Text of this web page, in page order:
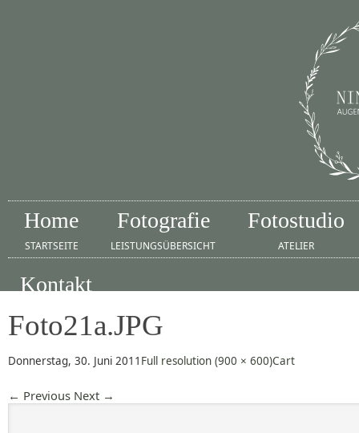
Home
STARTSEITE
Fotografie
LEISTUNGSÜBERSICHT
Fotostudio
ATELIER
Kontakt
Foto21a.JPG
Donnerstag, 30. Juni 2011 Full resolution (900 × 600)Cart
← Previous Next →